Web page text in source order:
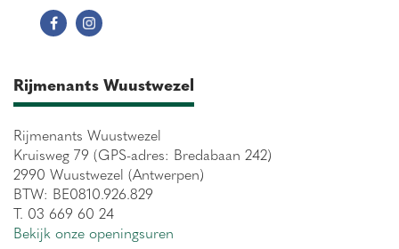
Rijmenants Wuustwezel
Rijmenants Wuustwezel
Kruisweg 79 (GPS-adres: Bredabaan 242)
2990 Wuustwezel (Antwerpen)
BTW: BE0810.926.829
T. 03 669 60 24
Bekijk onze openingsuren